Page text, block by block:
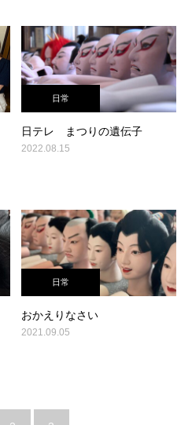
日常
日テレ まつりの遺伝子
2022.08.15
日常
おかえりなさい
2021.09.05